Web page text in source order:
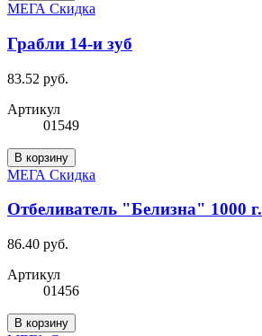
МЕГА Скидка
Грабли 14-и зуб
83.52 руб.
Артикул
01549
В корзину
МЕГА Скидка
Отбеливатель "Белизна" 1000 г.
86.40 руб.
Артикул
01456
В корзину